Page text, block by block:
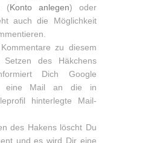
(Konto anlegen) oder
auch die Möglichkeit
zu diesem
Setzen des Häkchens
Dich Google
eine Mail an die in
hinterlegte Mail-
des Hakens löscht Du
und es wird Dir eine